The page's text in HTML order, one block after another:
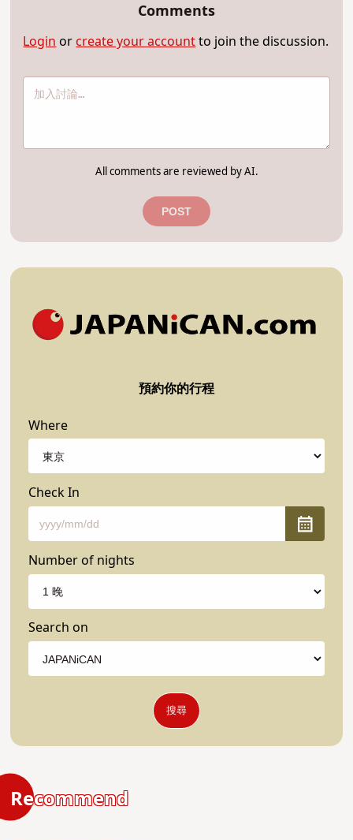
Comments
Loginorcreate your accountto join the discussion.
All comments are reviewed by AI.
POST
預約你的行程
Where
Check In
Number of nights
Search on
搜尋
Recommend